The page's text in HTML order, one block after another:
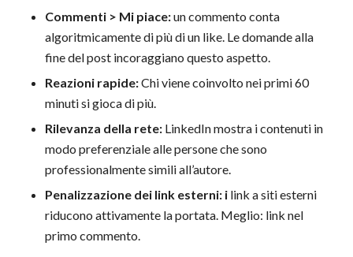
Commenti > Mi piace:un commento conta
algoritmicamente di più di un like. Le domande alla
fine del post incoraggiano questo aspetto.
Reazioni rapide:Chi viene coinvolto nei primi 60
minuti si gioca di più.
Rilevanza della rete:LinkedIn mostra i contenuti in
modo preferenziale alle persone che sono
professionalmente simili all’autore.
Penalizzazione dei link esterni: ilink a siti esterni
riducono attivamente la portata. Meglio: link nel
primo commento.